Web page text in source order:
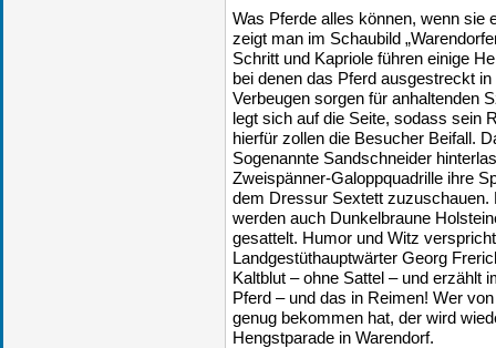
Was Pferde alles können, wenn sie
zeigt man im Schaubild
Schritt und Kapriole führen einige
bei denen das Pferd ausgestreckt
Verbeugen sorgen für anhaltenden
legt sich auf die Seite, sodass sein
hierfür zollen die Besucher Beifall.
Sogenannte Sandschneider
Zweispänner-Galoppquadrille ihre
dem Dressur Sextett zuzuschauen.
werden auch Dunkelbraune
gesattelt. Humor und Witz
Landgestüthauptwärter Georg
Kaltblut – ohne Sattel – und erzählt
Pferd – und das in Reimen! Wer
genug bekommen hat, der wird
Hengstparade in Warendorf.